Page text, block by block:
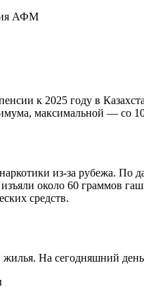
к 2025 году в
максимальной — со
из-за рубежа.
около 60 граммов
средств.
На сегодняшний